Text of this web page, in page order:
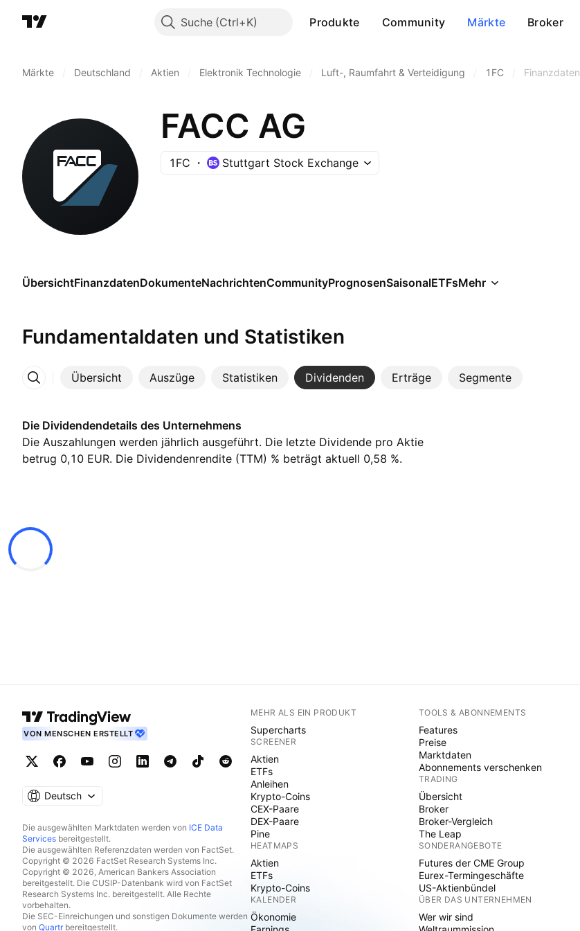
Suche Produkte Community Märkte Broker
Märkte Deutschland Aktien Elektronik Technologie Luft-, Raumfahrt & Verteidigung 1FC Finanzdaten
FACC AG
1FC Stuttgart Stock Exchange
ÜbersichtFinanzdatenDokumenteNachrichtenCommunityPrognosenSaisonalETFsMehr
Fundamentaldaten und Statistiken
Übersicht Auszüge Statistiken Dividenden Erträge Segmente
Mehr
Die Dividendendetails des Unternehmens
Die Auszahlungen werden jährlich ausgeführt. Die letzte Dividende pro Aktie
betrug 0,10 EUR. Die Dividendenrendite (TTM) % beträgt aktuell 0,58 %.
VON MENSCHEN ERSTELLT
Deutsch
Die ausgewählten Marktdaten werden von ICE Data
Services bereitgestellt.
Die ausgewählten Referenzdaten werden von FactSet.
Copyright © 2026 FactSet Research Systems Inc.
Copyright © 2026, American Bankers Association
bereitgestellt. Die CUSIP-Datenbank wird von FactSet
Research Systems Inc. bereitgestellt. Alle Rechte
vorbehalten.
Die SEC-Einreichungen und sonstigen Dokumente werden
von Quartrbereitgestellt.
MEHR ALS EIN PRODUKT
Supercharts
SCREENER
Aktien
ETFs
Anleihen
Krypto-Coins
CEX-Paare
DEX-Paare
Pine
HEATMAPS
Aktien
ETFs
Krypto-Coins
KALENDER
Ökonomie
TOOLS & ABONNEMENTS
Features
Preise
Marktdaten
Abonnements verschenken
TRADING
Übersicht
Broker
Broker-Vergleich
The Leap
SONDERANGEBOTE
Futures der CME Group
Eurex-Termingeschäfte
US-Aktienbündel
ÜBER DAS UNTERNEHMEN
Wer wir sind